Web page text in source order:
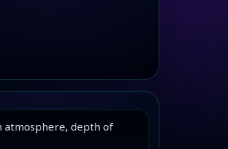
atmosphere, depth of